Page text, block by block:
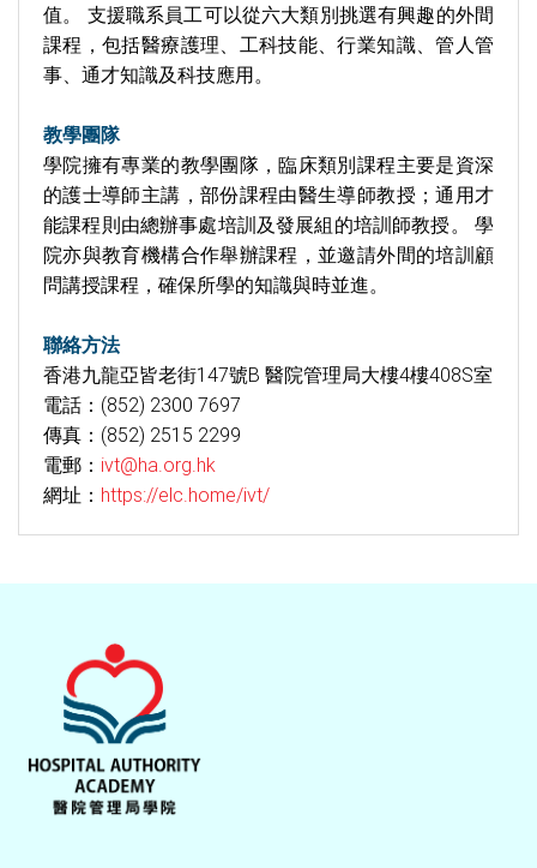
值。 支援職系員工可以從六大類別挑選有興趣的外間
課程，包括醫療護理、工科技能、行業知識、管人管
事、通才知識及科技應用。
教學團隊
學院擁有專業的教學團隊，臨床類別課程主要是資深
的護士導師主講，部份課程由醫生導師教授；通用才
能課程則由總辦事處培訓及發展組的培訓師教授。 學
院亦與教育機構合作舉辦課程，並邀請外間的培訓顧
問講授課程，確保所學的知識與時並進。
聯絡方法
香港九龍亞皆老街147號B 醫院管理局大樓4樓408S室
電話：(852) 2300 7697
傳真：(852) 2515 2299
電郵： ivt@ha.org.hk
網址： https://elc.home/ivt/